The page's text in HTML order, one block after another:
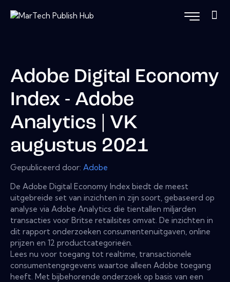
Adobe Digital Economy
Index - Adobe
Analytics | VK
augustus 2021
Gepubliceerd door: Adobe
De Adobe Digital Economy Index biedt de meest
uitgebreide set van inzichten in zijn soort, gebaseerd op
analyse via Adobe Analytics die tientallen miljarden
transacties voor Britse retailsites omvat. De inzichten in
dit rapport onderzoeken consumentenuitgaven, online
prijzen en 12 productcategorieën.
Lees nu voor toegang tot realtime, transactionele
consumentengegevens waartoe alleen Adobe toegang
heeft. Met bijbehorende onderzoek op basis van een